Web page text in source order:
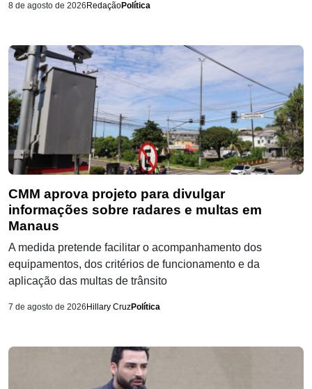
8 de agosto de 2026 RedaçãoPolítica
CMM aprova projeto para divulgar
informações sobre radares e multas em
Manaus
A medida pretende facilitar o acompanhamento dos
equipamentos, dos critérios de funcionamento e da
aplicação das multas de trânsito
7 de agosto de 2026 Hillary CruzPolítica